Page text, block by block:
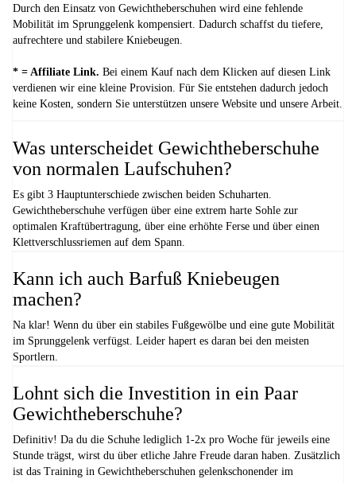
Durch den Einsatz von Gewichtheberschuhen wird eine fehlende
Mobilität im Sprunggelenk kompensiert. Dadurch schaffst du tiefere,
aufrechtere und stabilere Kniebeugen.
* = Affiliate Link. Bei einem Kauf nach dem Klicken auf diesen Link
verdienen wir eine kleine Provision. Für Sie entstehen dadurch jedoch
keine Kosten, sondern Sie unterstützen unsere Website und unsere Arbeit.
Was unterscheidet Gewichtheberschuhe
von normalen Laufschuhen?
Es gibt 3 Hauptunterschiede zwischen beiden Schuharten.
Gewichtheberschuhe verfügen über eine extrem harte Sohle zur
optimalen Kraftübertragung, über eine erhöhte Ferse und über einen
Klettverschlussriemen auf dem Spann.
Kann ich auch Barfuß Kniebeugen
machen?
Na klar! Wenn du über ein stabiles Fußgewölbe und eine gute Mobilität
im Sprunggelenk verfügst. Leider hapert es daran bei den meisten
Sportlern.
Lohnt sich die Investition in ein Paar
Gewichtheberschuhe?
Definitiv! Da du die Schuhe lediglich 1-2x pro Woche für jeweils eine
Stunde trägst, wirst du über etliche Jahre Freude daran haben. Zusätzlich
ist das Training in Gewichtheberschuhen gelenkschonender im